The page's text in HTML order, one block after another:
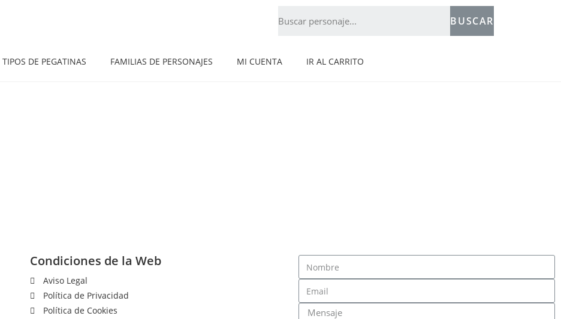
BUSCAR
TIPOS DE PEGATINAS FAMILIAS DE PERSONAJES MI CUENTA IR AL CARRITO
Condiciones de la Web
Aviso Legal
Política de Privacidad
Política de Cookies